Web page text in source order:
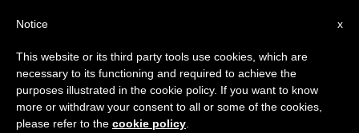
x
Notice
This website or its third party tools use cookies, which are
necessary to its functioning and required to achieve the
purposes illustrated in the cookie policy. If you want to know
more or withdraw your consent to all or some of the cookies,
please refer to the cookie policy